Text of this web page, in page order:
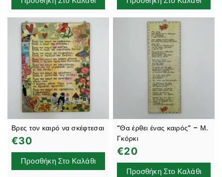
Βρες τον καιρό να σκέφτεσαι
€30
Προσθήκη Στο Καλάθι
“Θα έρθει ένας καιρός” – Μ.
Γκόρκι
€20
Προσθήκη Στο Καλάθι